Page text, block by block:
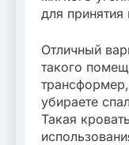
для принятия
Отличный
такого
убираете
Такая